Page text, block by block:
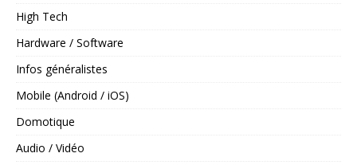
High Tech
Hardware / Software
Infos généralistes
Mobile (Android / iOS)
Domotique
Audio / Vidéo